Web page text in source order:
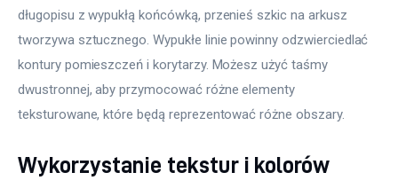
długopisu z wypukłą końcówką, przenieś szkic na arkusz
tworzywa sztucznego. Wypukłe linie powinny odzwierciedlać
kontury pomieszczeń i korytarzy. Możesz użyć taśmy
dwustronnej, aby przymocować różne elementy
teksturowane, które będą reprezentować różne obszary.
Wykorzystanie tekstur i kolorów